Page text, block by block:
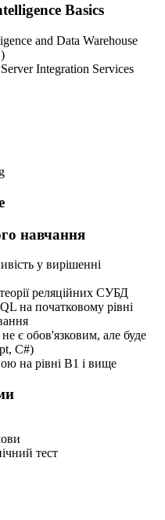
Basics
and Data Warehouse
Integration Services
навчання
у вирішенні
реляційних СУБД
на початковому рівні
є обов'язковим, але буде
C#)
на рівні В1 і вище
тест